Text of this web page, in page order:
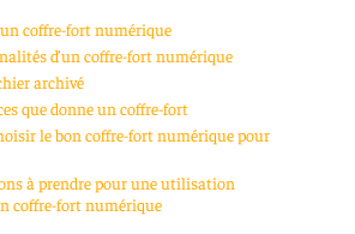
coffre-fort numérique
d’un coffre-fort numérique
archivé
que donne un coffre-fort
le bon coffre-fort numérique pour
à prendre pour une utilisation
coffre-fort numérique